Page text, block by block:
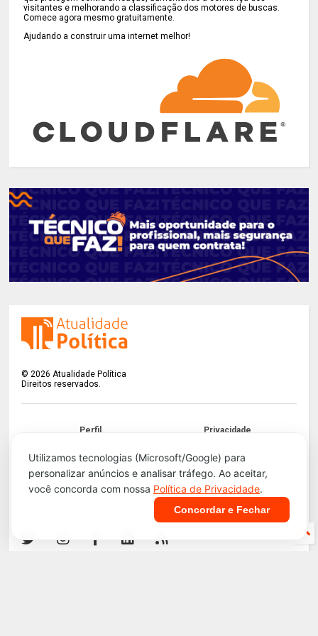
Utilizamos tecnologias (Microsoft/Google) para
personalizar anúncios e analisar tráfego. Ao aceitar,
você concorda com nossa Política de Privacidade.
Concordar e Fechar
visitantes e melhorando a classificação dos motores de buscas.
Comece agora mesmo gratuitamente.
Ajudando a construir uma internet melhor!
©2026 Atualidade Política
Direitos reservados.
Perfil Privacidade
Termos LGPD
Contato Apoie!